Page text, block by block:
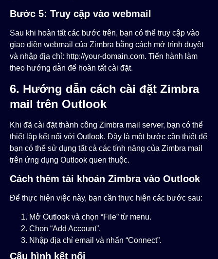
Bước 5: Truy cập vào webmail
Sau khi hoàn tất các bước trên, bạn có thể truy cập vào
giao diện webmail của Zimbra bằng cách mở trình duyệt
và nhập địa chỉ: http://your-domain.com. Tiến hành làm
theo hướng dẫn để hoàn tất cài đặt.
6. Hướng dẫn cách cài đặt Zimbra
mail trên Outlook
Khi đã cài đặt thành công Zimbra mail server, bạn có thể
thiết lập kết nối với Outlook. Đây là một bước cần thiết để
bạn có thể sử dụng tất cả các tính năng của Zimbra mail
trên ứng dụng Outlook quen thuộc.
Cách thêm tài khoản Zimbra vào Outlook
Để thực hiện việc này, bạn cần thực hiện các bước sau:
Mở Outlook và chọn “File” từ menu.
Chọn “Add Account”.
Nhập địa chỉ email và nhấn “Connect”.
Cấu hình kết nối